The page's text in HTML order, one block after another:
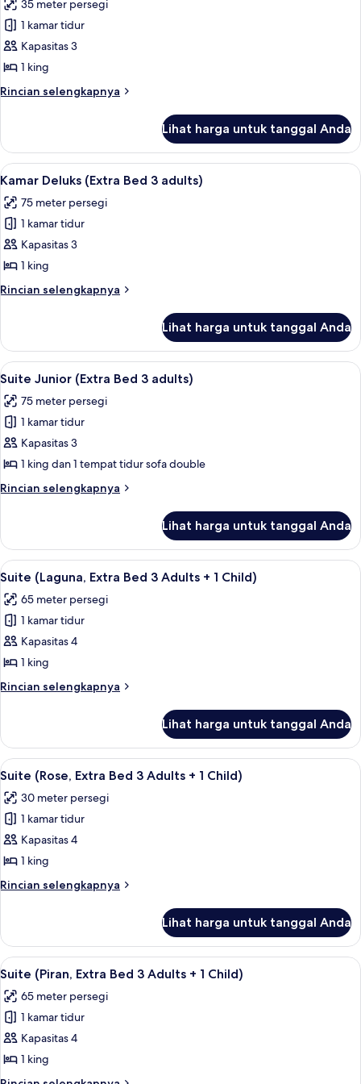
3
adults)
foto
untuk
Kamar
Deluks,
pemandangan
laut
Bed
3
adults)
35 meter persegi
1 kamar tidur
Kapasitas 3
1 king
Rincian selengkapnya
Rincian
Kamar
Deluks,
pemandangan
(Extra
Bed
adults)
Lihat harga untuk tanggal Anda
Lihat
semua
foto
untuk
Kamar
Deluks
(Extra
Bed
adults)
Seprai antialergi, minibar, brankas,
4
Kamar Deluks (Extra Bed 3 adults)
75 meter persegi
1 kamar tidur
Kapasitas 3
1 king
Rincian selengkapnya
Rincian
Kamar
Deluks
(Extra
3
adults)
Lihat harga untuk tanggal Anda
Lihat
semua
foto
untuk
Suite
Junior
(Extra
Bed
adults)
4
Suite Junior (Extra Bed 3 adults)
75 meter persegi
1 kamar tidur
Kapasitas 3
1 king dan 1 tempat tidur sofa double
Rincian selengkapnya
Rincian
Suite
Junior
(Extra
3
adults)
Lihat harga untuk tanggal Anda
Lihat
semua
foto
untuk
Suite
(Laguna,
Extra
Bed
Adults
+
1
Child)
4
Suite (Laguna, Extra Bed 3 Adults + 1 Child)
65 meter persegi
1 kamar tidur
Kapasitas 4
1 king
Rincian selengkapnya
Rincian
Suite
(Laguna,
Extra
3
Adults
Child)
Lihat harga untuk tanggal Anda
Lihat
semua
foto
untuk
Suite
(Rose,
Extra
Bed
Adults
+
1
Child)
Seprai antialergi, minibar, brankas,
4
Suite (Rose, Extra Bed 3 Adults + 1 Child)
30 meter persegi
1 kamar tidur
Kapasitas 4
1 king
Rincian selengkapnya
Rincian
Suite
(Rose,
Extra
3
Adults
Child)
Lihat harga untuk tanggal Anda
Lihat
semua
foto
untuk
Suite
(Piran,
Extra
Seprai antialergi, minibar, brankas,
5
Suite (Piran, Extra Bed 3 Adults + 1 Child)
65 meter persegi
1 kamar tidur
Kapasitas 4
1 king